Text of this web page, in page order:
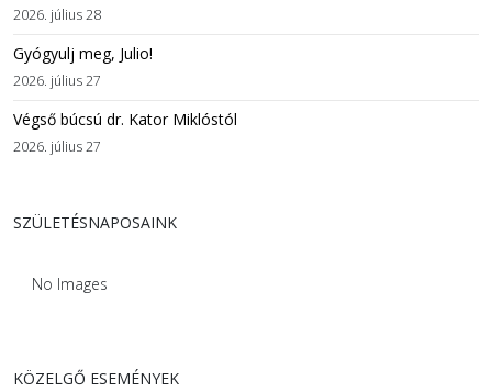
2026. július 28
Gyógyulj meg, Julio!
2026. július 27
Végső búcsú dr. Kator Miklóstól
2026. július 27
SZÜLETÉSNAPOSAINK
No Images
KÖZELGŐ ESEMÉNYEK